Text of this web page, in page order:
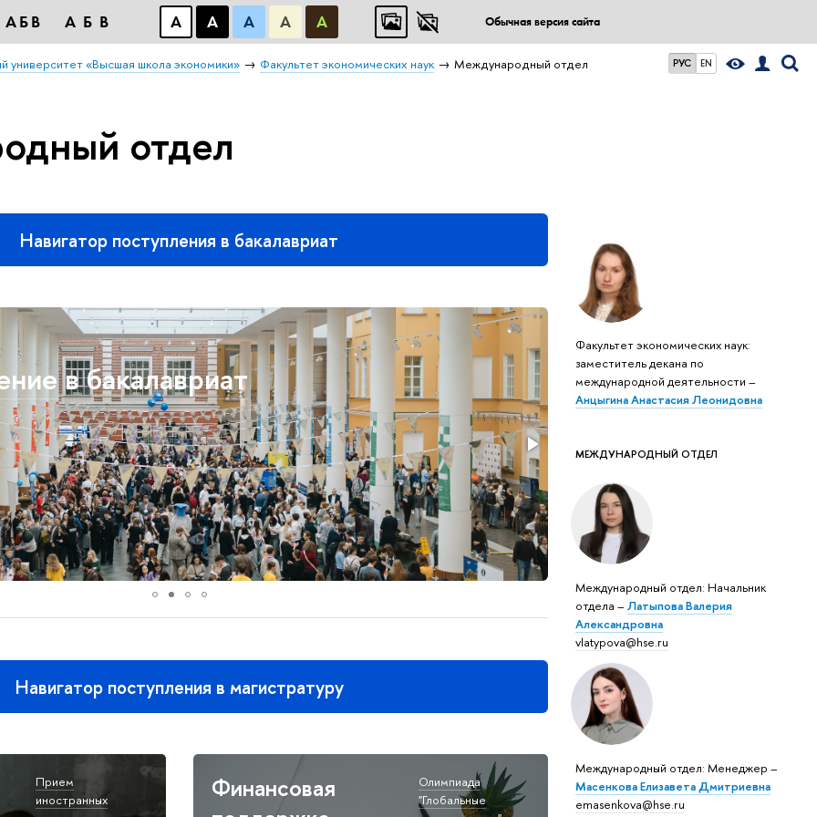
АБВ АБВ А А А А А Обычная версия сайта
РУС EN
университет «Высшая школа экономики» Факультет экономических наук Международный отдел
отдел
Факультет экономических наук:
заместитель декана по
международной деятельности –
Анцыгина Анастасия Леонидовна
МЕЖДУНАРОДНЫЙ ОТДЕЛ
Международный отдел: Начальник
отдела – Латыпова Валерия
Александровна
vlatypova@hse.ru
Международный отдел: Менеджер –
Масенкова Елизавета Дмитриевна
emasenkova@hse.ru
Навигатор поступления в бакалавриат
в бакалавриат Поступление
Навигатор поступления в магистратуру
Прием
иностранных
Финансовая
Олимпиада
"Глобальные